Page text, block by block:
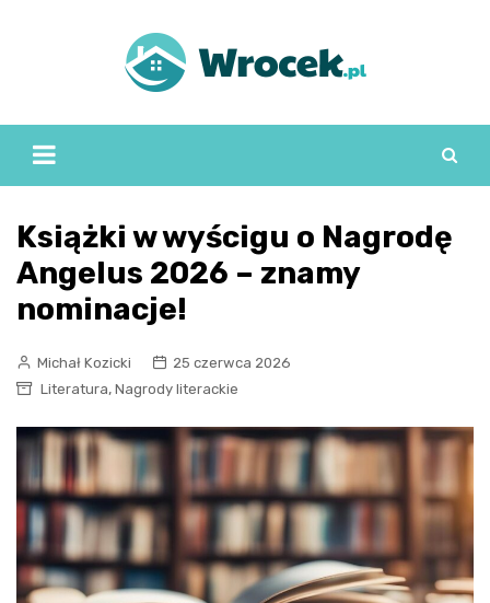
Książki w wyścigu o Nagrodę
Angelus 2026 – znamy
nominacje!
Michał Kozicki
25 czerwca 2026
Literatura, Nagrody literackie